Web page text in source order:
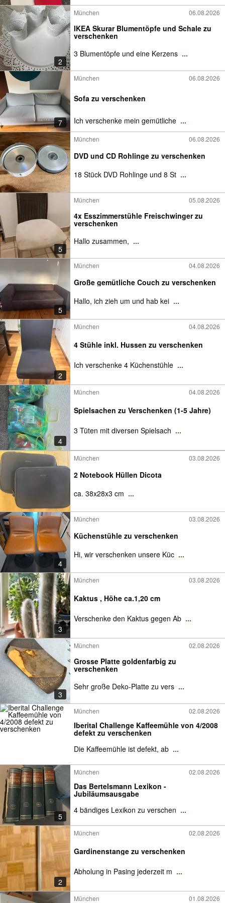
2
München 06.08.2026
IKEA Skurar Blumentöpfe und Schale zu
verschenken
3 Blumentöpfe und eine Kerzens ...
7
München 06.08.2026
Sofa zu verschenken
Ich verschenke mein gemütliche ...
München 06.08.2026
DVD und CD Rohlinge zu verschenken
18 Stück DVD Rohlinge und 8 St ...
5
München 05.08.2026
4x Esszimmerstühle Freischwinger zu
verschenken
Hallo zusammen, ...
5
München 04.08.2026
Große gemütliche Couch zu verschenken
Hallo, ich zieh um und hab kei ...
2
München 04.08.2026
4 Stühle inkl. Hussen zu verschenken
Ich verschenke 4 Küchenstühle ...
4
München 04.08.2026
Spielsachen zu Verschenken (1-5 Jahre)
3 Tüten mit diversen Spielsach ...
München 03.08.2026
2 Notebook Hüllen Dicota
ca. 38x28x3 cm ...
4
München 03.08.2026
Küchenstühle zu verschenken
Hi, wir verschenken unsere Küc ...
3
München 03.08.2026
Kaktus , Höhe ca.1,20 cm
Verschenke den Kaktus gegen Ab ...
3
München 02.08.2026
Grosse Platte goldenfarbig zu
verschenken
Sehr große Deko-Platte zu vers ...
München 02.08.2026
Iberital Challenge Kaffeemühle von 4/2008
defekt zu verschenken
Die Kaffeemühle ist defekt, ab ...
5
München 02.08.2026
Das Bertelsmann Lexikon -
Jubiläumsausgabe
4 bändiges Lexikon zu verschen ...
2
München 02.08.2026
Gardinenstange zu verschenken
Abholung in Pasing jederzeit m ...
München 01.08.2026